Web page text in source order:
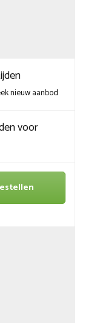
nieuw aanbod
voor